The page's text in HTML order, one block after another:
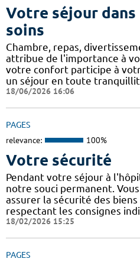
Votre séjour dans
soins
Chambre, repas,
attribue de l'importance à
votre confort participe à
un séjour en toute
18/06/2026 16:06
PAGES
relevance: 100%
Votre sécurité
Pendant votre séjour à
notre souci permanent.
assurer la sécurité des
respectant les consignes
18/02/2026 15:25
PAGES